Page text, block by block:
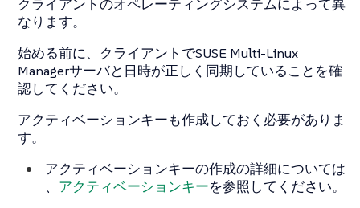
クライアントのオペレーティングシステムによって異
なります。
始める前に、クライアントでSUSE Multi-Linux
Managerサーバと日時が正しく同期していることを確
認してください。
アクティベーションキーも作成しておく必要がありま
す。
アクティベーションキーの作成の詳細については
、 アクティベーションキーを参照してください。